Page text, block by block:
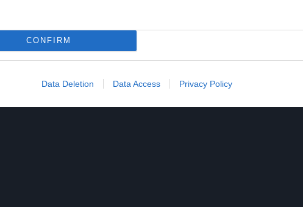
CONFIRM
Data Deletion Data Access Privacy Policy